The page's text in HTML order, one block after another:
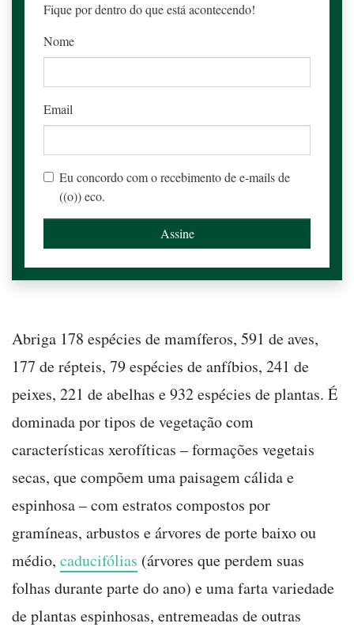
Fique por dentro do que está acontecendo!
Nome
Email
Eu concordo com o recebimento de e-mails de
((o)) eco.
Abriga 178 espécies de mamíferos, 591 de aves,
177 de répteis, 79 espécies de anfíbios, 241 de
peixes, 221 de abelhas e 932 espécies de plantas. É
dominada por tipos de vegetação com
características xerofíticas – formações vegetais
secas, que compõem uma paisagem cálida e
espinhosa – com estratos compostos por
gramíneas, arbustos e árvores de porte baixo ou
médio, caducifólias (árvores que perdem suas
folhas durante parte do ano) e uma farta variedade
de plantas espinhosas, entremeadas de outras